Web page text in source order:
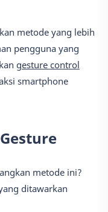
metode yang lebih
pengguna yang
gesture control
smartphone
metode ini?
ditawarkan